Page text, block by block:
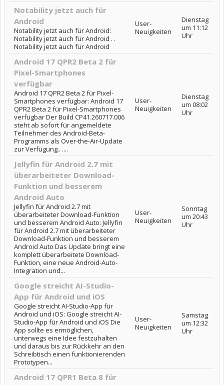
Notability jetzt auch für
Android
Notability jetzt auch für Android:
Notability jetzt auch für Android . .
Notability jetzt auch für Android
User-
Neuigkeiten
Dienstag
um 11:12
Uhr
Android 17 QPR2 Beta 2 für
Pixel-Smartphones
verfügbar
Android 17 QPR2 Beta 2 für Pixel-
Smartphones verfügbar: Android 17
QPR2 Beta 2 für Pixel-Smartphones
verfügbar Der Build CP41.260717.006
steht ab sofort für angemeldete
Teilnehmer des Android-Beta-
Programms als Over-the-Air-Update
zur Verfügung.. ....
User-
Neuigkeiten
Dienstag
um 08:02
Uhr
Jellyfin für Android 2.7 mit
überarbeiteter Download-
Funktion und besserem
Android Auto
Jellyfin für Android 2.7 mit
überarbeiteter Download-Funktion
und besserem Android Auto: Jellyfin
für Android 2.7 mit überarbeiteter
Download-Funktion und besserem
Android Auto Das Update bringt eine
komplett überarbeitete Download-
Funktion, eine neue Android-Auto-
Integration und...
User-
Neuigkeiten
Sonntag
um 20:43
Uhr
Google streicht AI-Studio-
App für Android und iOS
Google streicht AI-Studio-App für
Android und iOS: Google streicht AI-
Studio-App für Android und iOS Die
App sollte es ermöglichen,
unterwegs eine Idee festzuhalten
und daraus bis zur Rückkehr an den
Schreibtisch einen funktionierenden
Prototypen...
User-
Neuigkeiten
Samstag
um 12:32
Uhr
Android 17 QPR1 Beta 8 für